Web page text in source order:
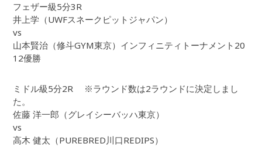
フェザー級5分3R
井上学（UWFスネークピットジャパン）
vs
山本賢治（修斗GYM東京）インフィニティトーナメント20
12優勝
ミドル級5分2R ※ラウンド数は2ラウンドに決定しまし
た。
佐藤 洋一郎（グレイシーバッハ東京）
vs
高木 健太（PUREBRED川口REDIPS）